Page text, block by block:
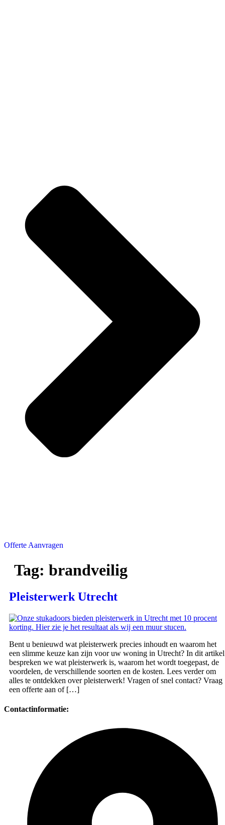
Offerte Aanvragen
Tag: brandveilig
Pleisterwerk Utrecht
Bent u benieuwd wat pleisterwerk precies inhoudt en waarom het
een slimme keuze kan zijn voor uw woning in Utrecht? In dit artikel
bespreken we wat pleisterwerk is, waarom het wordt toegepast, de
voordelen, de verschillende soorten en de kosten. Lees verder om
alles te ontdekken over pleisterwerk! Vragen of snel contact? Vraag
een offerte aan of […]
Contactinformatie: